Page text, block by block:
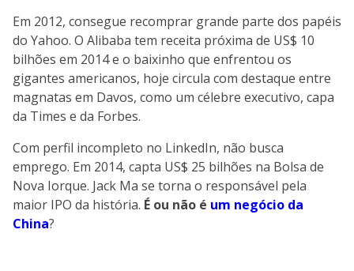
Em 2012, consegue recomprar grande parte dos papéis
do Yahoo. O Alibaba tem receita próxima de US$ 10
bilhões em 2014 e o baixinho que enfrentou os
gigantes americanos, hoje circula com destaque entre
magnatas em Davos, como um célebre executivo, capa
da Times e da Forbes.
Com perfil incompleto no LinkedIn, não busca
emprego. Em 2014, capta US$ 25 bilhões na Bolsa de
Nova Iorque. Jack Ma se torna o responsável pela
maior IPO da história. É ou não é um negócio da
China?